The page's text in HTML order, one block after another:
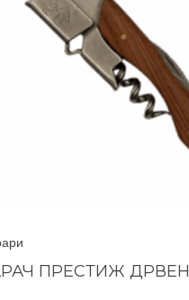
ПРЕСТИЖ ДРВЕН